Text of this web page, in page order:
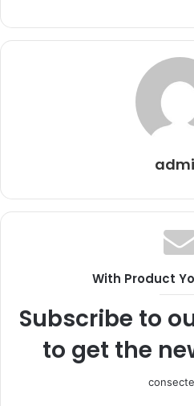
With Product
Subscribe to
to get the